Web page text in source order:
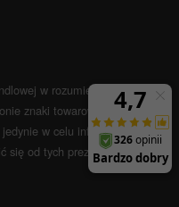
w rozumieniu Art.66 par.1
znaki towarowe i nazwy firm
w celu informacyjnym.
się od tych prezentowanych na